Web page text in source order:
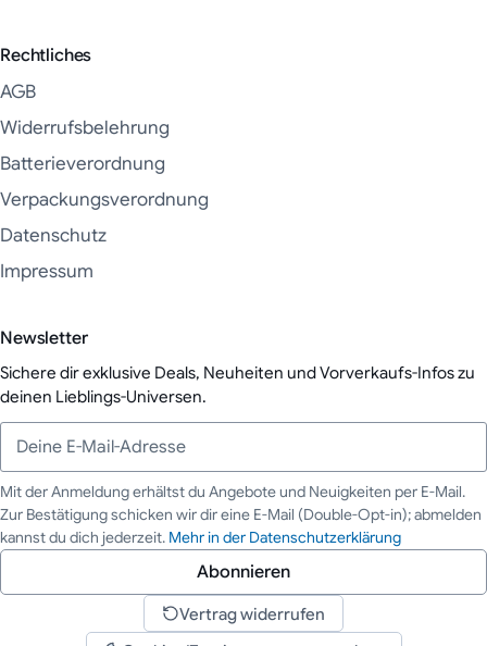
Rechtliches
AGB
Widerrufsbelehrung
Batterieverordnung
Verpackungsverordnung
Datenschutz
Impressum
Newsletter
Sichere dir exklusive Deals, Neuheiten und Vorverkaufs-Infos zu
deinen Lieblings-Universen.
Deine E-Mail-Adresse
Mit der Anmeldung erhältst du Angebote und Neuigkeiten per E-Mail.
Zur Bestätigung schicken wir dir eine E-Mail (Double-Opt-in); abmelden
kannst du dich jederzeit. Mehr in der Datenschutzerklärung
Abonnieren
Vertrag widerrufen